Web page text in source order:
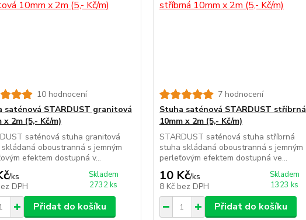
10 hodnocení
saténová STARDUST granitová
x 2m (5,- Kč/m)
saténová stuha granitová
oboustranná s jemným
efektem dostupná v...
/ks
DPH
Skladem
2732 ks
Přidat do košíku
7 hodnocení
Stuha saténová STARDUST stříbrná
10mm x 2m (5,- Kč/m)
STARDUST saténová stuha stříbrná
stuha skládaná oboustranná s jemným
perleťovým efektem dostupná ve...
10 Kč/ks
8 Kč bez DPH
Skladem
1323 ks
Přidat do košíku